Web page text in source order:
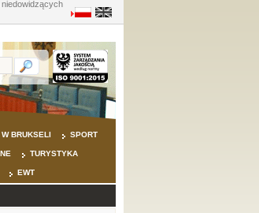
W BRUKSELI SPORT
TURYSTYKA
EWT